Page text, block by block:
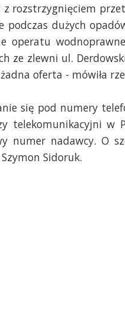
z rozstrzygnięciem
podczas dużych
operatu
ze zlewni ul.
żadna oferta - mówiła
się pod numery
telekomunikacyjni w
numer nadawcy. O
Sidoruk.